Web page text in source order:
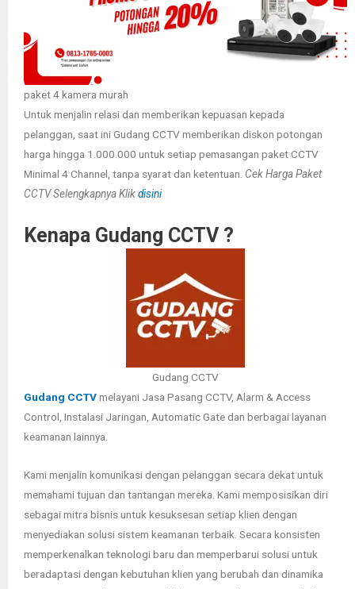
paket 4 kamera murah
Untuk menjalin relasi dan memberikan kepuasan kepada
pelanggan, saat ini Gudang CCTV memberikan diskon potongan
harga hingga 1.000.000 untuk setiap pemasangan paket CCTV
Minimal 4 Channel, tanpa syarat dan ketentuan. Cek Harga Paket
CCTV Selengkapnya Klikdisini
Kenapa Gudang CCTV ?
Gudang CCTV
Gudang CCTVmelayani Jasa Pasang CCTV, Alarm & Access
Control, Instalasi Jaringan, Automatic Gate dan berbagai layanan
keamanan lainnya.
Kami menjalin komunikasi dengan pelanggan secara dekat untuk
memahami tujuan dan tantangan mereka. Kami memposisikan diri
sebagai mitra bisnis untuk kesuksesan setiap klien dengan
menyediakan solusi sistem keamanan terbaik. Secara konsisten
memperkenalkan teknologi baru dan memperbarui solusi untuk
beradaptasi dengan kebutuhan klien yang berubah dan dinamika